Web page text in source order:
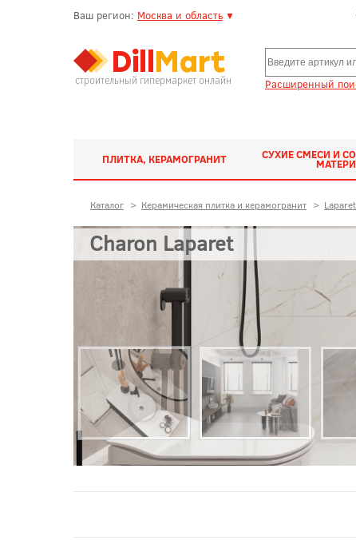
Ваш регион: Москва и область ▼
строительный гипермаркет онлайн Расширенный
ПЛИТКА, КЕРАМОГРАНИТ СУХИЕ СМЕСИ И
Каталог > Керамическая плитка и керамогранит > Laparet
Charon Laparet